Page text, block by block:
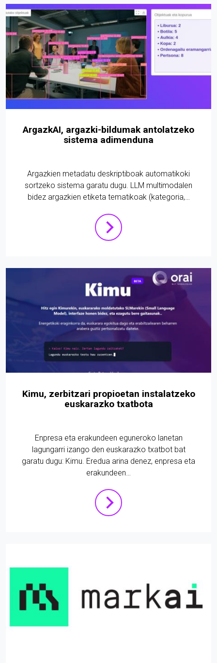
ArgazkAI, argazki-bildumak antolatzeko
sistema adimenduna
Argazkien metadatu deskriptiboak automatikoki
sortzeko sistema garatu dugu. LLM multimodalen
bidez argazkien etiketa tematikoak (kategoria,…
Kimu, zerbitzari propioetan instalatzeko
euskarazko txatbota
Enpresa eta erakundeen eguneroko lanetan
lagungarri izango den euskarazko txatbot bat
garatu dugu: Kimu. Eredua arina denez, enpresa eta
erakundeen…